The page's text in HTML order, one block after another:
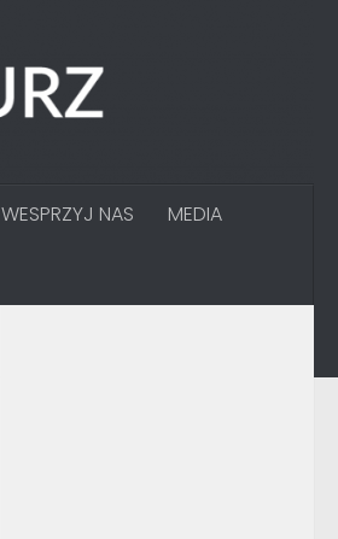
WESPRZYJ NAS MEDIA